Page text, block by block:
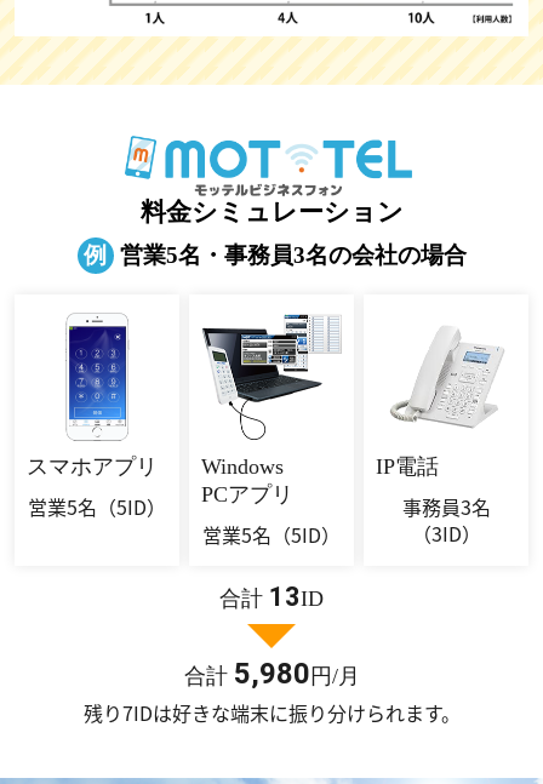
料金シミュレーション
例 営業5名・事務員3名の会社の場合
スマホアプリ
営業5名 （5ID）
Windows
PCアプリ
営業5名 （5ID）
IP電話
事務員3名
（3ID）
合計 13ID
合計 5,980 円/月
残り7IDは好きな端末に振り分けられます。